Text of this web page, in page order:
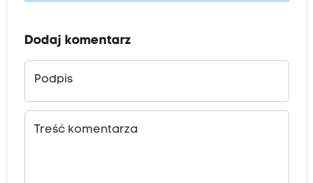
Dodaj komentarz
Podpis
Treść komentarza